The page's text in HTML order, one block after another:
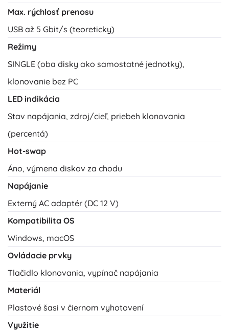
Max. rýchlosť prenosu
USB až 5 Gbit/s (teoreticky)
Režimy
SINGLE (oba disky ako samostatné jednotky),
klonovanie bez PC
LED indikácia
Stav napájania, zdroj/cieľ, priebeh klonovania
(percentá)
Hot-swap
Áno, výmena diskov za chodu
Napájanie
Externý AC adaptér (DC 12 V)
Kompatibilita OS
Windows, macOS
Ovládacie prvky
Tlačidlo klonovania, vypínač napájania
Materiál
Plastové šasi v čiernom vyhotovení
Využitie